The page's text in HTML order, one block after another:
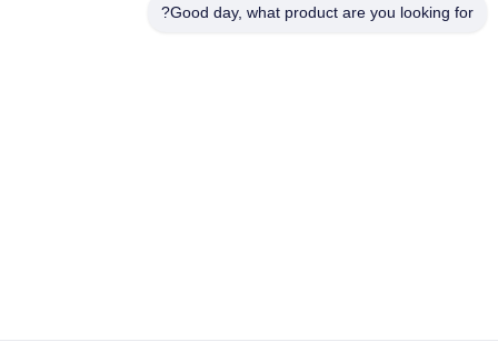
Good day, what product are you looking for?